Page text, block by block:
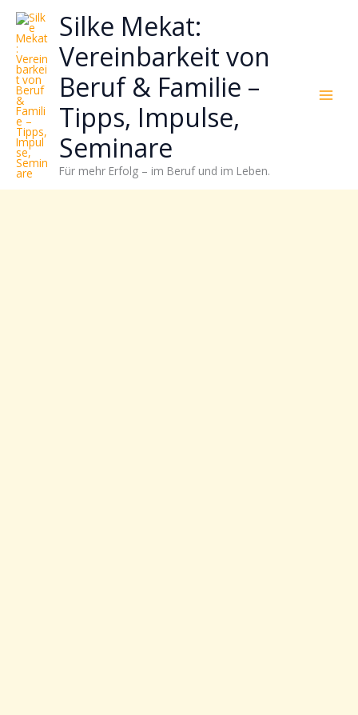
Zum
Inhalt
springen
Silke Mekat:
Vereinbarkeit von
Beruf & Familie –
Tipps, Impulse,
Seminare
Für mehr Erfolg – im Beruf und im Leben.
wie
sich
Stress
reduzieren
Energie
gezielter
einsetzen
lässt?
Einfach